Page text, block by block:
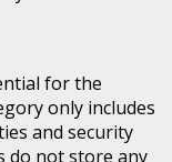
for the
only includes
and security
do not store any